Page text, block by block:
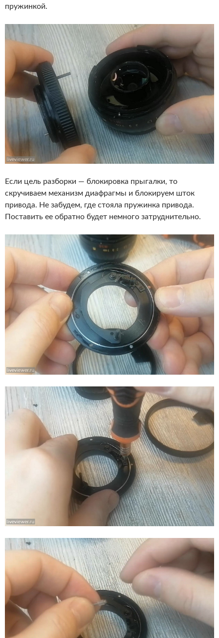
пружинкой.
Если цель разборки — блокировка прыгалки, то
скручиваем механизм диафрагмы и блокируем шток
привода. Не забудем, где стояла пружинка привода.
Поставить ее обратно будет немного затруднительно.